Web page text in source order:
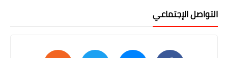
التواصل الإجتماعي